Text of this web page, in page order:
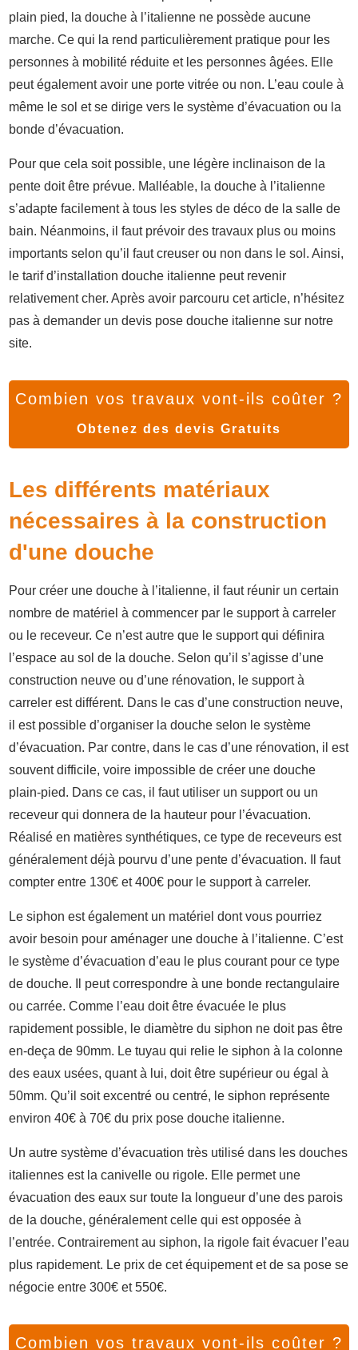
plain pied, la douche à l’italienne ne possède aucune
marche. Ce qui la rend particulièrement pratique pour les
personnes à mobilité réduite et les personnes âgées. Elle
peut également avoir une porte vitrée ou non. L’eau coule à
même le sol et se dirige vers le système d’évacuation ou la
bonde d’évacuation.
Pour que cela soit possible, une légère inclinaison de la
pente doit être prévue. Malléable, la douche à l’italienne
s’adapte facilement à tous les styles de déco de la salle de
bain. Néanmoins, il faut prévoir des travaux plus ou moins
importants selon qu’il faut creuser ou non dans le sol. Ainsi,
le tarif d’installation douche italienne peut revenir
relativement cher. Après avoir parcouru cet article, n’hésitez
pas à demander un devis pose douche italienne sur notre
site.
Combien vos travaux vont-ils coûter ?
Obtenez des devis Gratuits
Les différents matériaux
nécessaires à la construction
d'une douche
Pour créer une douche à l’italienne, il faut réunir un certain
nombre de matériel à commencer par le support à carreler
ou le receveur. Ce n’est autre que le support qui définira
l’espace au sol de la douche. Selon qu’il s’agisse d’une
construction neuve ou d’une rénovation, le support à
carreler est différent. Dans le cas d’une construction neuve,
il est possible d’organiser la douche selon le système
d’évacuation. Par contre, dans le cas d’une rénovation, il est
souvent difficile, voire impossible de créer une douche
plain-pied. Dans ce cas, il faut utiliser un support ou un
receveur qui donnera de la hauteur pour l’évacuation.
Réalisé en matières synthétiques, ce type de receveurs est
généralement déjà pourvu d’une pente d’évacuation. Il faut
compter entre 130€ et 400€ pour le support à carreler.
Le siphon est également un matériel dont vous pourriez
avoir besoin pour aménager une douche à l’italienne. C’est
le système d’évacuation d’eau le plus courant pour ce type
de douche. Il peut correspondre à une bonde rectangulaire
ou carrée. Comme l’eau doit être évacuée le plus
rapidement possible, le diamètre du siphon ne doit pas être
en-deça de 90mm. Le tuyau qui relie le siphon à la colonne
des eaux usées, quant à lui, doit être supérieur ou égal à
50mm. Qu’il soit excentré ou centré, le siphon représente
environ 40€ à 70€ du prix pose douche italienne.
Un autre système d’évacuation très utilisé dans les douches
italiennes est la canivelle ou rigole. Elle permet une
évacuation des eaux sur toute la longueur d’une des parois
de la douche, généralement celle qui est opposée à
l’entrée. Contrairement au siphon, la rigole fait évacuer l’eau
plus rapidement. Le prix de cet équipement et de sa pose se
négocie entre 300€ et 550€.
Combien vos travaux vont-ils coûter ?